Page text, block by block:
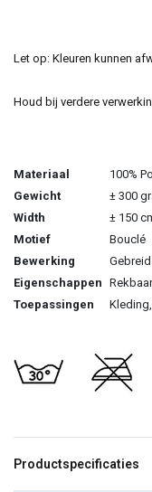
Let op: Kleuren kunnen
Houd bij verdere
Materiaal
100%
Gewicht
± 300
Width
± 150
Motief
Bouclé
Bewerking
Gebreid
Eigenschappen
Toepassingen
Productspecificaties